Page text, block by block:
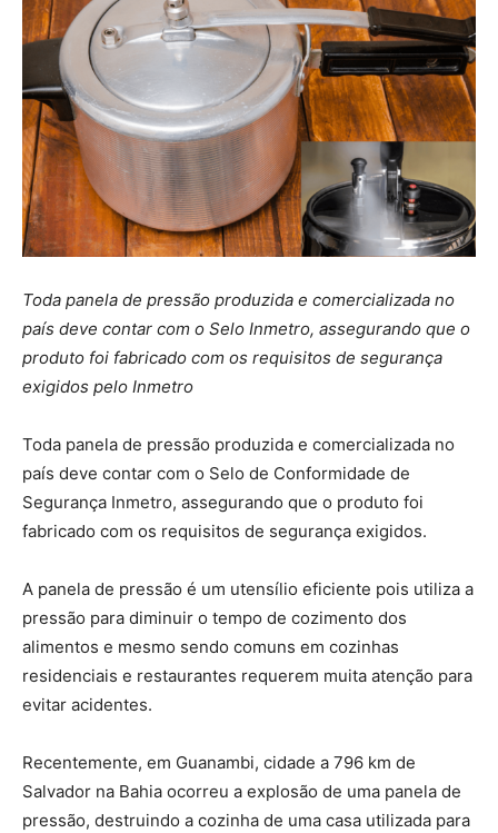
Toda panela de pressão produzida e comercializada no
país deve contar com o Selo Inmetro, assegurando que o
produto foi fabricado com os requisitos de segurança
exigidos pelo Inmetro
Toda panela de pressão produzida e comercializada no
país deve contar com o Selo de Conformidade de
Segurança Inmetro, assegurando que o produto foi
fabricado com os requisitos de segurança exigidos.
A panela de pressão é um utensílio eficiente pois utiliza a
pressão para diminuir o tempo de cozimento dos
alimentos e mesmo sendo comuns em cozinhas
residenciais e restaurantes requerem muita atenção para
evitar acidentes.
Recentemente, em Guanambi, cidade a 796 km de
Salvador na Bahia ocorreu a explosão de uma panela de
pressão, destruindo a cozinha de uma casa utilizada para